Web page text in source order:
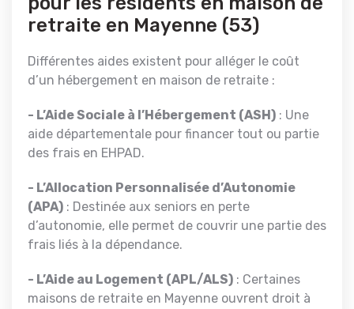
retraite en Mayenne (53)
Différentes aides existent pour alléger le coût
d’un hébergement en maison de retraite :
- L’Aide Sociale à l’Hébergement (ASH) : Une
aide départementale pour financer tout ou partie
des frais en EHPAD.
- L’Allocation Personnalisée d’Autonomie
(APA) : Destinée aux seniors en perte
d’autonomie, elle permet de couvrir une partie des
frais liés à la dépendance.
- L’Aide au Logement (APL/ALS) : Certaines
maisons de retraite en Mayenne ouvrent droit à